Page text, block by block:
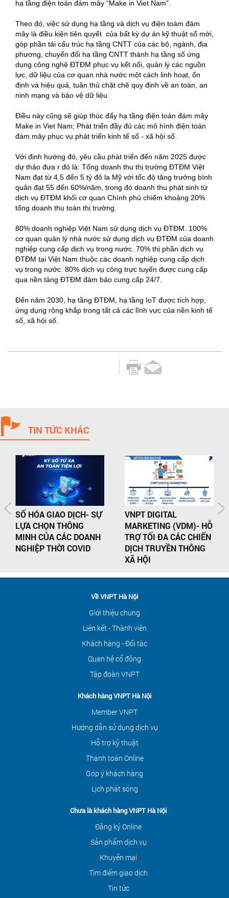
hạ tầng điện toán đám mây “Make in Viet Nam”.
Theo đó, việc sử dụng hạ tầng và dịch vụ điện toám đám
mây là điều kiện tiên quyết của bất kỳ dự án kỹ thuật số mới,
góp phần tái cấu trúc hạ tầng CNTT của các bộ, ngành, địa
phương, chuyển đổi hạ tầng CNTT thành hạ tầng số ứng
dụng công nghệ ĐTĐM phục vụ kết nối, quản lý các nguồn
lực, dữ liệu của cơ quan nhà nước một cách linh hoạt, ổn
định và hiệu quả, tuân thủ chặt chẽ quy định về an toàn, an
ninh mạng và bảo vệ dữ liệu
Điều này cũng sẽ giúp thúc đẩy hạ tầng điện toán đám mây
Make in Viet Nam; Phát triển đầy đủ các mô hình điện toán
đám mây phục vụ phát triển kinh tế số - xã hội số.
Với định hướng đó, yêu cầu phát triển đến năm 2025 được
dự thảo đưa r đó là: Tổng doanh thu thị trường ĐTĐM Việt
Nam đạt từ 4,5 đến 5 tỷ đô la Mỹ với tốc độ tăng trưởng bình
quân đạt 55 đến 60%/năm, trong đó doanh thu phát sinh từ
dịch vụ ĐTĐM khối cơ quan Chính phủ chiếm khoảng 20%
tổng doanh thu toàn thị trường.
80% doanh nghiệp Việt Nam sử dụng dịch vụ ĐTĐM. 100%
cơ quan quản lý nhà nước sử dụng dịch vụ ĐTĐM của doanh
nghiệp cung cấp dịch vụ trong nước. 70% thị phần dịch vụ
ĐTĐM tại Việt Nam thuộc các doanh nghiệp cung cấp dịch
vụ trong nước. 80% dịch vụ công trực tuyến được cung cấp
qua nền tảng ĐTĐM đảm bảo cung cấp 24/7.
Đến năm 2030, hạ tầng ĐTĐM, hạ tầng IoT được tích hợp,
ứng dụng rộng khắp trong tất cả các lĩnh vực của nền kinh tế
số, xã hội số.
TIN TỨC KHÁC
SỐ HÓA GIAO DỊCH- SỰ
LỰA CHỌN THÔNG
MINH CỦA CÁC DOANH
NGHIỆP THỜI COVID
VNPT DIGITAL
MARKETING (VDM)- HỖ
TRỢ TỐI ĐA CÁC CHIẾN
DỊCH TRUYỀN THÔNG
XÃ HỘI
Về VNPT Hà Nội
Giới thiệu chung
Liên kết - Thành viên
Khách hàng - Đối tác
Quan hệ cổ đông
Tập đoàn VNPT
Khách hàng VNPT Hà Nội
Member VNPT
Hướng dẫn sử dụng dịch vụ
Hỗ trợ kỹ thuật
Thanh toán Online
Góp ý khách hàng
Lịch phát sóng
Chưa là khách hàng VNPT Hà Nội
Đăng ký Online
Sản phẩm dịch vụ
Khuyến mại
Tìm điểm giao dịch
Tin tức